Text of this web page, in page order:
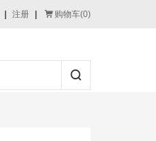
注册 购物车(0)